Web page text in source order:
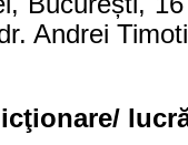
Andrei